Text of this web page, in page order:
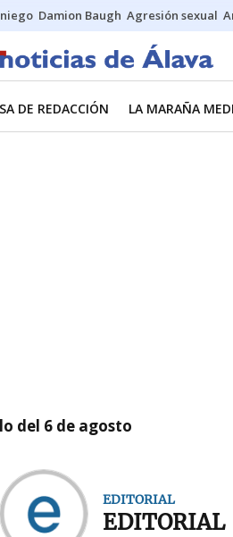
Damion Baugh Agresión sexual
DE REDACCIÓN LA MARAÑA
del 6 de agosto
EDITORIAL
EDITORIAL